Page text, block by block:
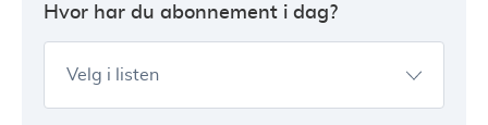
Hvor har du abonnement i dag?
Velg i listen